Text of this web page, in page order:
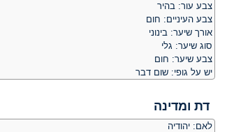
צבע עור: בהיר
צבע העיניים: חום
אורך שיער: בינוני
סוג שיער: גלי
צבע שיער: חום
יש על גופי: שום דבר
דת ומדינה
לאם: יהודיה